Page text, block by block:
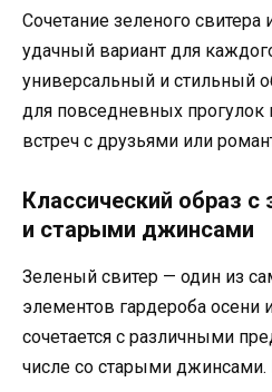
Сочетание зеленого свитера
удачный вариант для
универсальный и стильный
для повседневных прогулок
встреч с друзьями или
Классический образ
и старыми джинсами
Зеленый свитер — один из
элементов гардероба
сочетается с различными
числе со старыми джинсами.